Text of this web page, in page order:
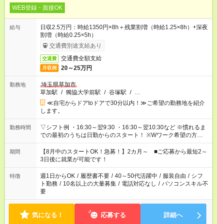
WEB登録・面接OK
給与
日収2.5万円：時給1350円×8h＋残業割増（時給1.25×8h）+深夜
割増（時給0.25×5h）
交通費別途支給あり
交通費 交通費全額支給
月収例 20～25万円
勤務地
埼玉県草加市
草加駅 / 獨協大学前駅 / 谷塚駅 / …
≪自宅からドアtoドアで30分以内！≫ご希望の勤務地を紹介
します。
勤務時間
▽シフト例 ・16:30～翌9:30 ・16:30～翌10:30など ※慣れるま
での最初のうちは日勤からのスタート！ ※Wワーク希望の方へ
今ご覧のお仕事で希望する勤務時間と、もう1つのお仕事の勤務
時間。 合計で週40時間を超える場合は応募できません。
期間
【8月中のスタートOK！急募！】2カ月～ ■ご応募から最短2～
3日後に就業が可能です！
特徴 週1日からOK / 履歴書不要 / 40～50代活躍中 / 服装自由 / シフ
ト勤務 / 10名以上の大量募集 / 電話対応なし / パソコンスキル不
要
気になる！ 応募する 詳細へ